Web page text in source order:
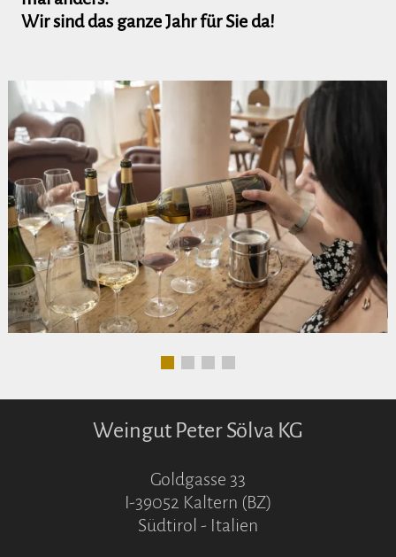
Wir sind das ganze Jahr für Sie da!
Weingut Peter Sölva KG
Goldgasse 33
I-39052 Kaltern (BZ)
Südtirol - Italien